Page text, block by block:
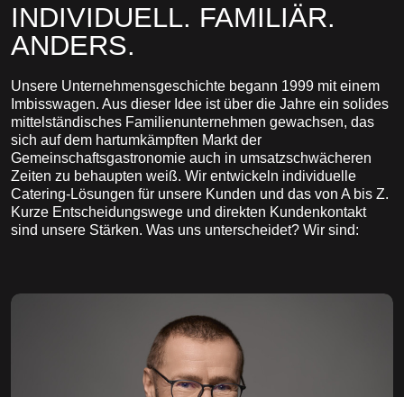
INDIVIDUELL. FAMILIÄR.
ANDERS.
Unsere Unternehmensgeschichte begann 1999 mit einem
Imbisswagen. Aus dieser Idee ist über die Jahre ein solides
mittelständisches Familienunternehmen gewachsen, das
sich auf dem hartumkämpften Markt der
Gemeinschaftsgastronomie auch in umsatzschwächeren
Zeiten zu behaupten weiß. Wir entwickeln individuelle
Catering-Lösungen für unsere Kunden und das von A bis Z.
Kurze Entscheidungswege und direkten Kundenkontakt
sind unsere Stärken. Was uns unterscheidet? Wir sind: